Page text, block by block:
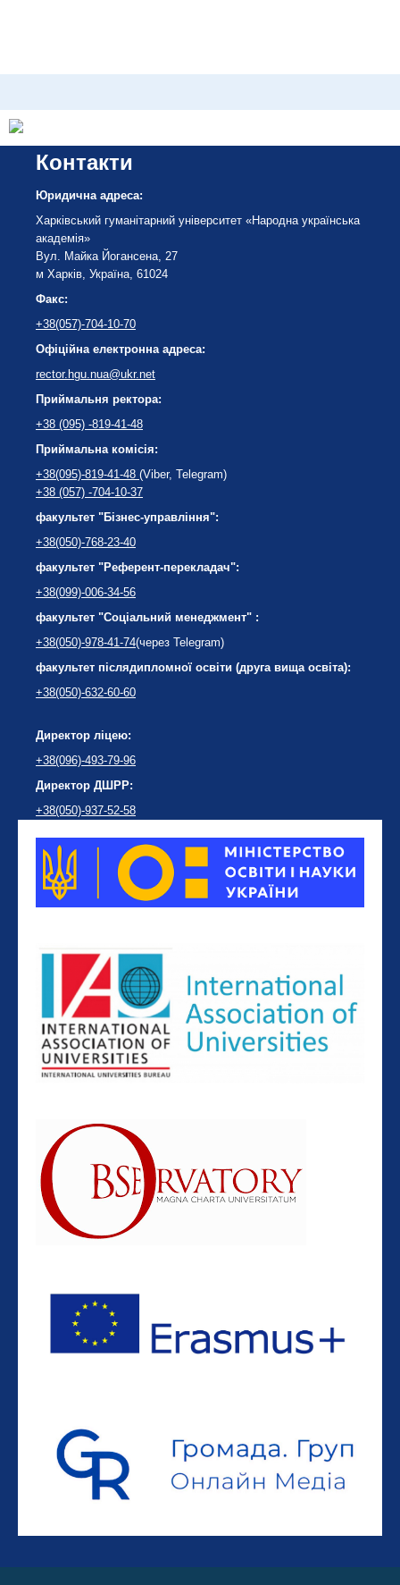
Контакти
Юридична адреса:
Харківський гуманітарний університет «Народна українська
академія»
Вул. Майка Йогансена, 27
м Харків, Україна, 61024
Факс:
+38(057)-704-10-70
Офіційна електронна адреса:
rector.hgu.nua@ukr.net
Приймальня ректора:
+38 (095) -819-41-48
Приймальна комісія:
+38(095)-819-41-48 (Viber, Telegram)
+38 (057) -704-10-37
факультет "Бізнес-управління":
+38(050)-768-23-40
факультет "Референт-перекладач":
+38(099)-006-34-56
факультет "Соціальний менеджмент" :
+38(050)-978-41-74(через Telegram)
факультет післядипломної освіти (друга вища освіта):
+38(050)-632-60-60
Директор ліцею:
+38(096)-493-79-96
Директор ДШРР:
+38(050)-937-52-58